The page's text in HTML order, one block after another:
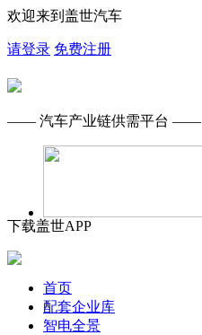
欢迎来到盖世汽车
请登录 免费注册
—— 汽车产业链供需平台 ——
下载盖世APP
首页
配套企业库
智电全景